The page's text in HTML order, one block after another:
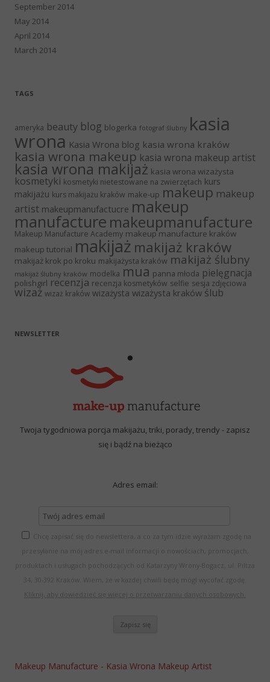
September 2014
May 2014
April 2014
March 2014
TAGS
ameryka beauty blog blogerka fotograf ślubny kasia
wrona Kasia Wrona blog kasia wrona kraków
kasia wrona makeup kasia wrona makeup artist
kasia wrona makijaż kasia wrona wizażysta
kosmetyki kosmetyki nietestowane na zwierzętach kurs
makijażu kurs makijażu kraków make-up makeup makeup
artist makeupmanufactucre makeup
manufacture makeupmanufacture
Makeup Manufacture Academy makeup manufacture kraków
makeup tutorial makijaż makijaż kraków
makijaż krok po kroku makijażysta kraków makijaż ślubny
makijaż ślubny kraków modelka mua panna młoda pielęgnacja
polishgirl recenzja recenzja kosmetyków selfie sesja zdjęciowa
wizaż wizaż kraków wizażysta wizażysta kraków ślub
NEWSLETTER
Twoja tygodniowa porcja makijażu, triki, porady, trendy - zapisz
się i bądź na bieżąco
Adres email:
Chcę zapisać się do newslettera, a co za tym idzie wyrażam zgodę na
przesyłanie na mój adres e-mail informacji o nowościach, promocjach,
produktach i usługach pochodzących od Katarzyny Wrony-Bogacz, ul. Piltza
34, 30-392 Kraków. Wiem, że w każdej chwili będę mógł wycofać zgodę.
Kliknij, aby dowiedzieć się więcej o przetwarzaniu danych osobowych.
Makeup Manufacture - Kasia Wrona Makeup Artist